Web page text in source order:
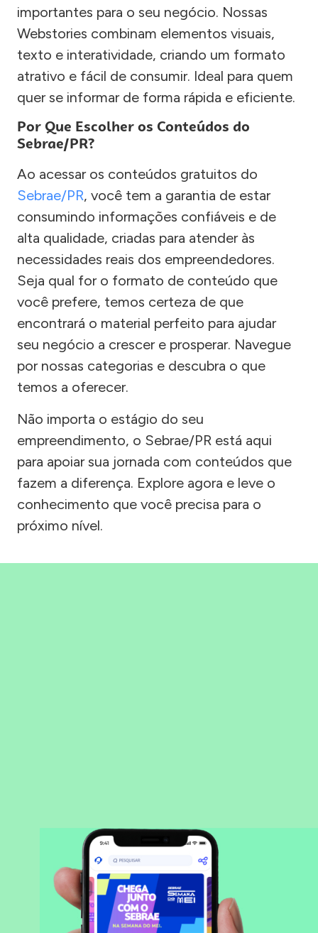
importantes para o seu negócio. Nossas
Webstories combinam elementos visuais,
texto e interatividade, criando um formato
atrativo e fácil de consumir. Ideal para quem
quer se informar de forma rápida e eficiente.
Por Que Escolher os Conteúdos do
Sebrae/PR?
Ao acessar os conteúdos gratuitos do
Sebrae/PR, você tem a garantia de estar
consumindo informações confiáveis e de
alta qualidade, criadas para atender às
necessidades reais dos empreendedores.
Seja qual for o formato de conteúdo que
você prefere, temos certeza de que
encontrará o material perfeito para ajudar
seu negócio a crescer e prosperar. Navegue
por nossas categorias e descubra o que
temos a oferecer.
Não importa o estágio do seu
empreendimento, o Sebrae/PR está aqui
para apoiar sua jornada com conteúdos que
fazem a diferença. Explore agora e leve o
conhecimento que você precisa para o
próximo nível.